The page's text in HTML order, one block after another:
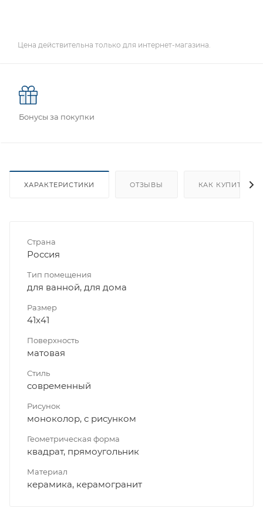
Цена действительна только для интернет-магазина.
Бонусы за покупки
ХАРАКТЕРИСТИКИ ОТЗЫВЫ КАК КУПИТЬ
Страна
Россия
Тип помещения
для ванной, для дома
Размер
41x41
Поверхность
матовая
Стиль
современный
Рисунок
моноколор, с рисунком
Геометрическая форма
квадрат, прямоугольник
Материал
керамика, керамогранит